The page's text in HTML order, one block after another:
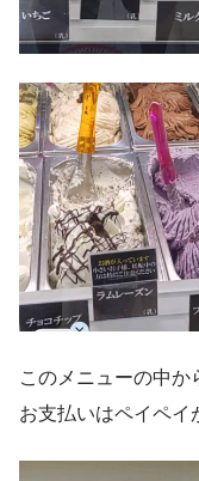
このメニューの中か
お支払いはペイペイ